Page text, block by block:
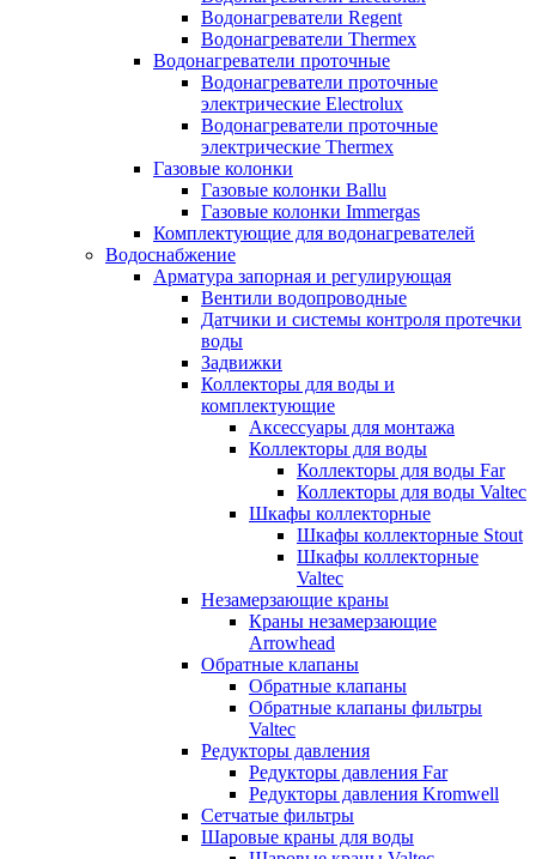
Водонагреватели Regent
Водонагреватели Thermex
Водонагреватели проточные
Водонагреватели проточные
электрические Electrolux
Водонагреватели проточные
электрические Thermex
Газовые колонки
Газовые колонки Ballu
Газовые колонки Immergas
Комплектующие для водонагревателей
Водоснабжение
Арматура запорная и регулирующая
Вентили водопроводные
Датчики и системы контроля протечки
воды
Задвижки
Коллекторы для воды и
комплектующие
Аксессуары для монтажа
Коллекторы для воды
Коллекторы для воды Far
Коллекторы для воды Valtec
Шкафы коллекторные
Шкафы коллекторные Stout
Шкафы коллекторные
Valtec
Незамерзающие краны
Краны незамерзающие
Arrowhead
Обратные клапаны
Обратные клапаны
Обратные клапаны фильтры
Valtec
Редукторы давления
Редукторы давления Far
Редукторы давления Kromwell
Сетчатые фильтры
Шаровые краны для воды